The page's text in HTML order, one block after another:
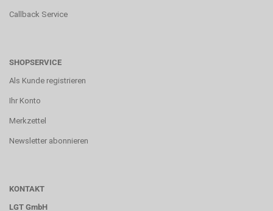
Callback Service
SHOPSERVICE
Als Kunde registrieren
Ihr Konto
Merkzettel
Newsletter abonnieren
KONTAKT
LGT GmbH